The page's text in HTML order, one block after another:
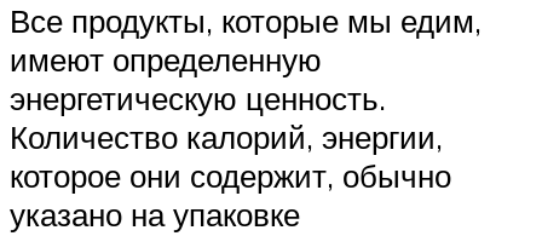
Все продукты, которые мы едим,
имеют определенную
энергетическую ценность.
Количество калорий, энергии,
которое они содержит, обычно
указано на упаковке